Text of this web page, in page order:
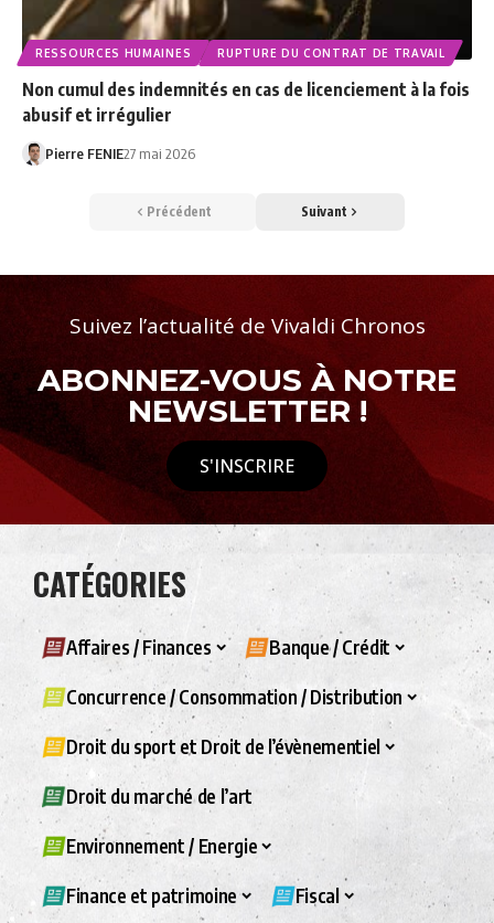
RESSOURCES HUMAINES RUPTURE DU CONTRAT DE TRAVAIL
Non cumul des indemnités en cas de licenciement à la fois
abusif et irrégulier
Pierre FENIE27 mai 2026
Précédent Suivant
Suivez l’actualité de Vivaldi Chronos
ABONNEZ-VOUS À NOTRE
NEWSLETTER !
S'INSCRIRE
CATÉGORIES
Affaires / Finances Banque / Crédit
Concurrence / Consommation / Distribution
Droit du sport et Droit de l’évènementiel
Droit du marché de l’art
Environnement / Energie
Finance et patrimoine Fiscal